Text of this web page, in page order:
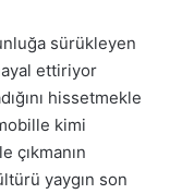
sürükleyen
ettiriyor
hissetmekle
kimi
çıkmanın
yaygın son